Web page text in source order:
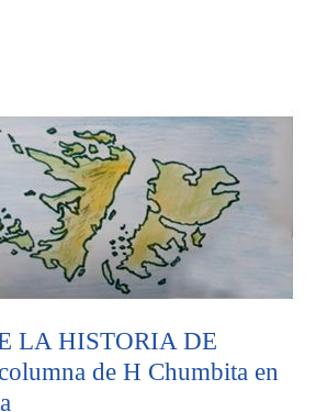
LA HISTORIA DE
de H Chumbita en